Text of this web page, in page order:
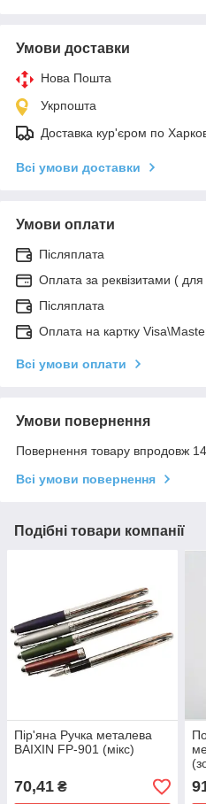
Умови доставки
Нова Пошта
Укрпошта
Доставка кур'єром по
Всі умови доставки
Умови оплати
Післяплата
Оплата за реквізитами (
Післяплата
Оплата на картку
Всі умови оплати
Умови повернення
Повернення товару впродовж
Всі умови повернення
Подібні товари компанії
Пір'яна Ручка металева
BAIXIN FP-901 (мікс)
70,41 ₴